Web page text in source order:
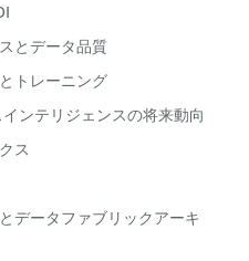
とデータ品質
トレーニング
ンテリジェンスの将来動向
ス
データファブリックアーキ